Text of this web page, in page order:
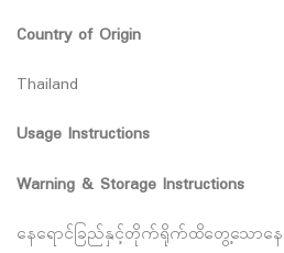
Country of Origin
Thailand
Usage Instructions
Warning & Storage Instructions
နေရောင်ခြည်နှင့်တိုက်ရိုက်ထိတွေ့သောနေ